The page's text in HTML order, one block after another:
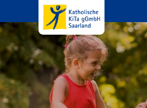
Zum Inhalt springen